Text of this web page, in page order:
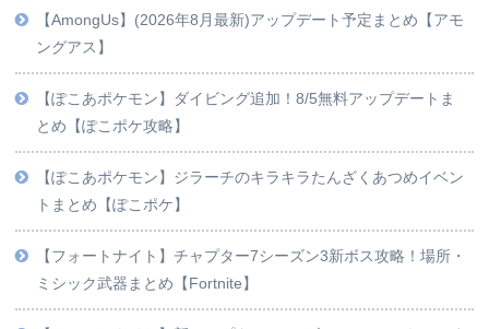
【AmongUs】(2026年8月最新)アップデート予定まとめ【アモ
ングアス】
【ぽこあポケモン】ダイビング追加！8/5無料アップデートま
とめ【ぽこポケ攻略】
【ぽこあポケモン】ジラーチのキラキラたんざくあつめイベン
トまとめ【ぽこポケ】
【フォートナイト】チャプター7シーズン3新ボス攻略！場所・
ミシック武器まとめ【Fortnite】